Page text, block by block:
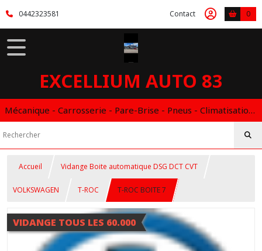
0442323581 Contact 0
EXCELLIUM AUTO 83
Mécanique - Carrosserie - Pare-Brise - Pneus - Climatisation - Entretien - Vidange Boite Auto - Boitier éthanol
Accueil Vidange Boite automatique DSG DCT CVT
VOLKSWAGEN T-ROC T-ROC BOITE 7
VIDANGE TOUS LES 60.000